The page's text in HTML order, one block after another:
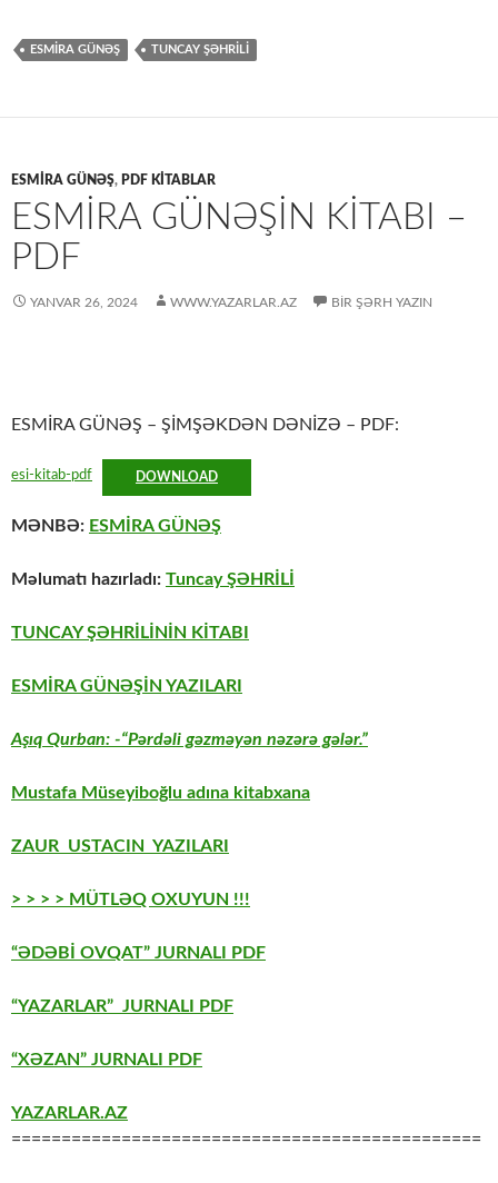
ESMIRA GÜNƏŞ TUNCAY ŞƏHRİLİ
ESMİRA GÜNƏŞ, PDF KİTABLAR
ESMİRA GÜNƏŞİN KİTABI –
PDF
YANVAR 26, 2024 WWW.YAZARLAR.AZ BIR ŞƏRH YAZIN
ESMİRA GÜNƏŞ – ŞİMŞƏKDƏN DƏNİZƏ – PDF:
esi-kitab-pdf DOWNLOAD
MƏNBƏ: ESMİRA GÜNƏŞ
Məlumatı hazırladı: Tuncay ŞƏHRİLİ
TUNCAY ŞƏHRİLİNİN KİTABI
ESMİRA GÜNƏŞİN YAZILARI
Aşıq Qurban: -“Pərdəli gəzməyən nəzərə gələr.”
Mustafa Müseyiboğlu adına kitabxana
ZAUR USTACIN YAZILARI
> > > > MÜTLƏQ OXUYUN !!!
“ƏDƏBİ OVQAT” JURNALI PDF
“YAZARLAR” JURNALI PDF
“XƏZAN” JURNALI PDF
YAZARLAR.AZ
===============================================